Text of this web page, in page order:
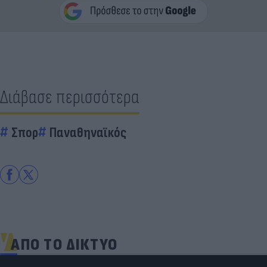
Διάβασε περισσότερα
Σπορ Παναθηναϊκός
ΑΠΟ ΤΟ ΔΙΚΤΥΟ